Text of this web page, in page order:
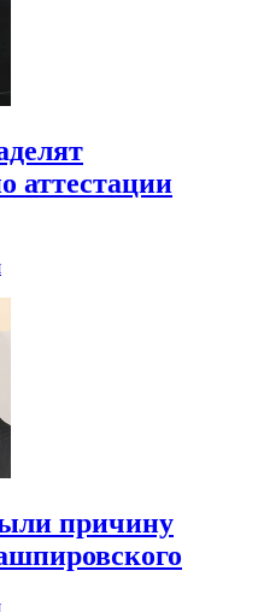
аттестации
причину